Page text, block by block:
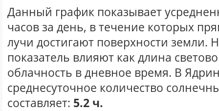
Данный график показывает
часов за день, в течение которых
лучи достигают поверхности земли.
показатель влияют как длина
облачность в дневное время. В
среднесуточное количество
составляет: 5.2 ч.